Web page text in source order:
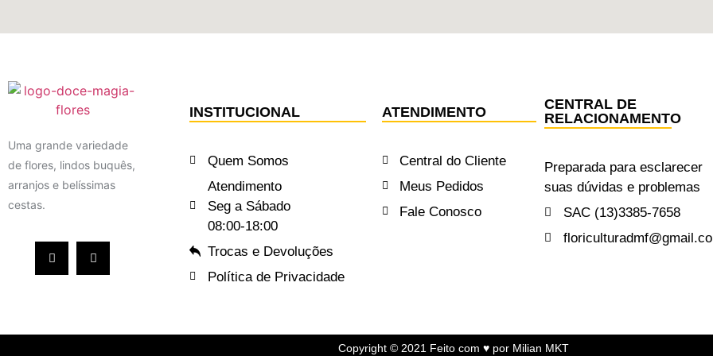
Uma grande variedade
de flores, lindos buquês,
arranjos e belíssimas
cestas.
INSTITUCIONAL
Quem Somos
Atendimento
Seg a Sábado
08:00-18:00
Trocas e Devoluções
Política de Privacidade
ATENDIMENTO
Central do Cliente
Meus Pedidos
Fale Conosco
CENTRAL DE
RELACIONAMENTO
Preparada para esclarecer
suas dúvidas e problemas
SAC (13)3385-7658
Copyright © 2021 Feito com ♥ por Milian MKT